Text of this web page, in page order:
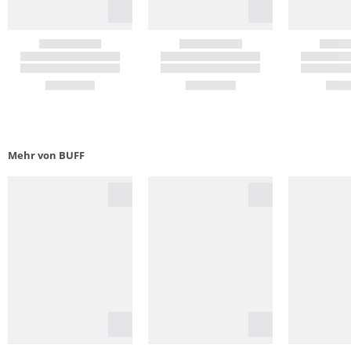
Mehr von BUFF